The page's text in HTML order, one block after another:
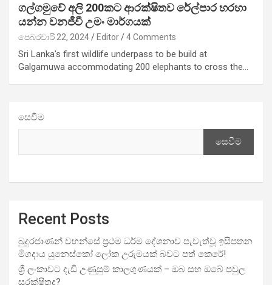
ගල්ගමුවේ අලි 200කට ආරක්ෂිතව රේල්පාර හරහා
යන්න වනජීවී උමං මාර්ගයක්
පෙබරවාරි 22, 2024 Editor 4 Comments
Sri Lanka's first wildlife underpass to be build at
Galgamuwa accommodating 200 elephants to cross the…
සෙවීම
සෙවීම
Recent Posts
බුදුරජාණන් වහන්සේ ප්‍රථම ධර්ම දේශනාව පැවැත්වූ ඉසිපතන
මිගදාය යුනෙස්කෝ ලෝක උරුමයක් බවට පත් කෙරේ!
ශ්‍රී ලංකාවට දැඩි උණුසුම් කාලගුණයක් – ඔබ සහ ඔබේ පවුල
සුරක්ෂිතද?